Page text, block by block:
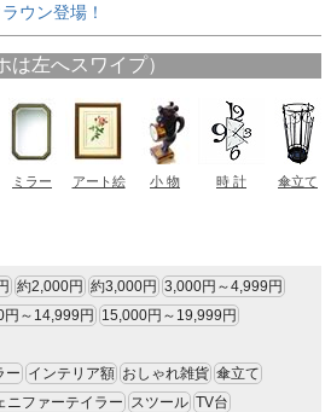
ウン登場！
約2,000円 約3,000円 3,000円～4,999円
円～14,999円
15,000円～19,999円
ー インテリア額 おしゃれ雑貨 傘立て
ニファーテイラー スツール TV台